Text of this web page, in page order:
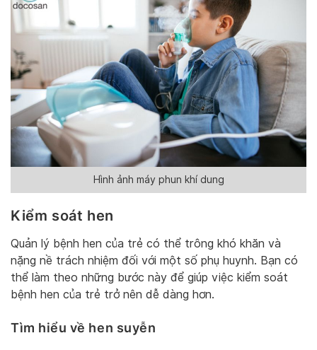
Hình ảnh máy phun khí dung
Kiểm soát hen
Quản lý bệnh hen của trẻ có thể trông khó khăn và
nặng nề trách nhiệm đối với một số phụ huynh. Bạn có
thể làm theo những bước này để giúp việc kiểm soát
bệnh hen của trẻ trở nên dễ dàng hơn.
Tìm hiểu về hen suyễn